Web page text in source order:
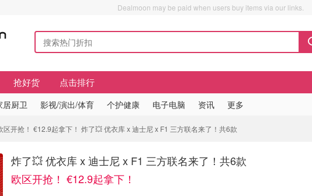
Dealmoon may be paid when users buy items via our links.
抢好货 点击排行
居厨卫 影视/演出/体育 个护健康 电子电脑 资讯 更多
区开抢！ €12.9起拿下！ 炸了💥 优衣库 x 迪士尼 x F1 三方联名来了！共6款
炸了💥 优衣库 x 迪士尼 x F1 三方联名来了！共6款
欧区开抢！ €12.9起拿下！